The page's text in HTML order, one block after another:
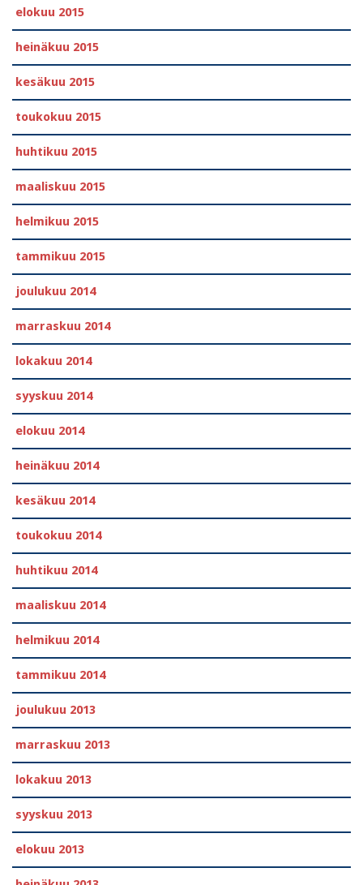
elokuu 2015
heinäkuu 2015
kesäkuu 2015
toukokuu 2015
huhtikuu 2015
maaliskuu 2015
helmikuu 2015
tammikuu 2015
joulukuu 2014
marraskuu 2014
lokakuu 2014
syyskuu 2014
elokuu 2014
heinäkuu 2014
kesäkuu 2014
toukokuu 2014
huhtikuu 2014
maaliskuu 2014
helmikuu 2014
tammikuu 2014
joulukuu 2013
marraskuu 2013
lokakuu 2013
syyskuu 2013
elokuu 2013